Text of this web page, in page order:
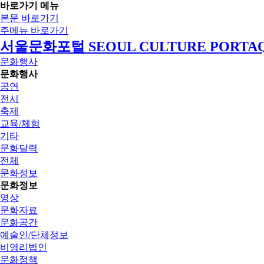
바로가기 메뉴
본문 바로가기
주메뉴 바로가기
서울문화포털 SEOUL CULTURE
문화행사
문화행사
공연
전시
축제
교육/체험
기타
문화달력
전체
문화정보
문화정보
영상
문화자료
문화공간
예술인/단체정보
비영리법인
문화정책